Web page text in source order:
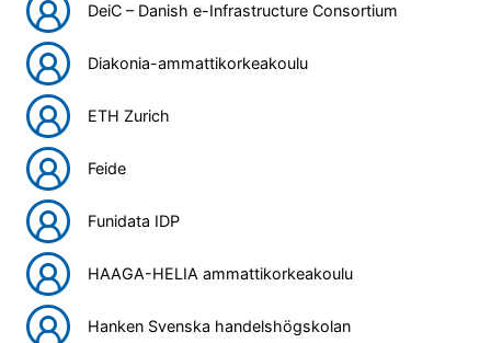
DeiC – Danish e-Infrastructure Consortium
Diakonia-ammattikorkeakoulu
ETH Zurich
Feide
Funidata IDP
HAAGA-HELIA ammattikorkeakoulu
Hanken Svenska handelshögskolan